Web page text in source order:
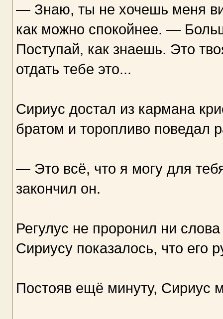
— Знаю, ты не хочешь меня
как можно спокойнее. —
Поступай, как знаешь. Это
отдать тебе это...
Сириус достал из кармана
братом и торопливо поведал
— Это всё, что я могу для
закончил он.
Регулус не проронил ни
Сириусу показалось, что его
Постояв ещё минуту, Сириус